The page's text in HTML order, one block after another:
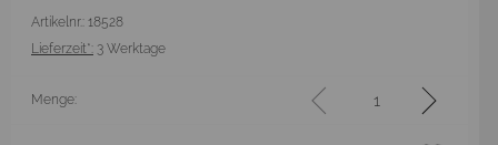
Artikelnr.: 18528
Lieferzeit*: 3 Werktage
Menge: